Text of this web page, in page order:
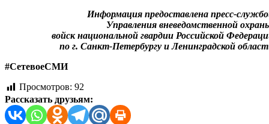
Информация предоставлена пресс-
Управления вневедомственной
войск национальной гвардии Российской
по г. Санкт-Петербургу и Ленинградской
#СетевоеСМИ
Просмотров: 92
Рассказать друзьям: